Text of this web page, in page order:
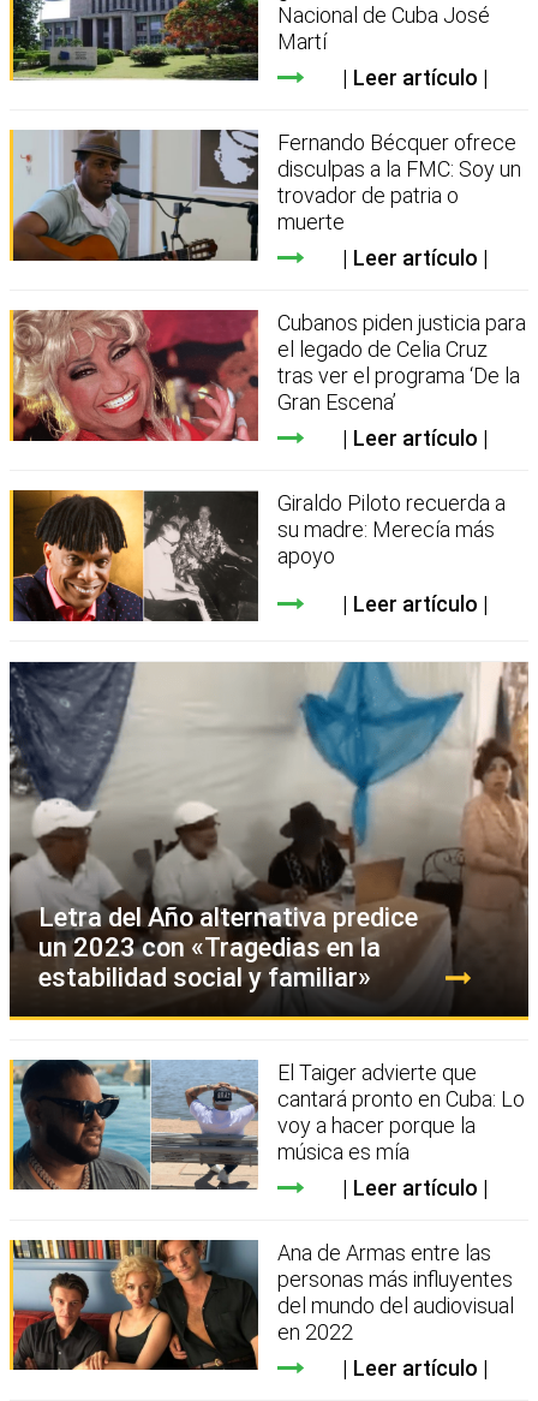
Nacional de Cuba José
Martí
Leer artículo
Fernando Bécquer ofrece
disculpas a la FMC: Soy un
trovador de patria o
muerte
Leer artículo
Cubanos piden justicia para
el legado de Celia Cruz
tras ver el programa ‘De la
Gran Escena’
Leer artículo
Giraldo Piloto recuerda a
su madre: Merecía más
apoyo
Leer artículo
Letra del Año alternativa predice
un 2023 con «Tragedias en la
estabilidad social y familiar»
El Taiger advierte que
cantará pronto en Cuba: Lo
voy a hacer porque la
música es mía
Leer artículo
Ana de Armas entre las
personas más influyentes
del mundo del audiovisual
en 2022
Leer artículo